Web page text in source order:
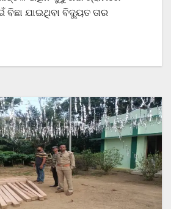
ବିଛା ଯାଇଥିବା ବିଦ୍ୟୁତ ତାର